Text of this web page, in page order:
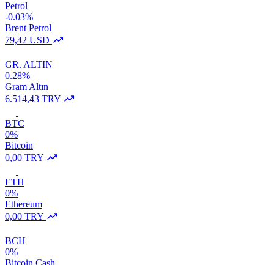
Petrol
-0.03%
Brent Petrol
79,42 USD
GR. ALTIN
0.28%
Gram Altın
6.514,43 TRY
BTC
0%
Bitcoin
0,00 TRY
ETH
0%
Ethereum
0,00 TRY
BCH
0%
Bitcoin Cash